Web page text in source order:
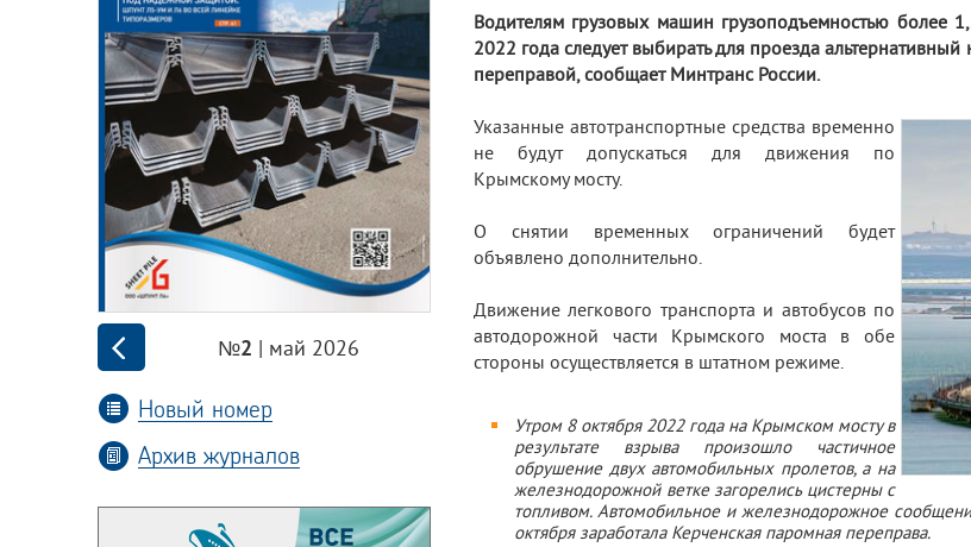
№2 | май 2026
Новый номер
Архив журналов
Водителям грузовых машин грузоподъемностью более
2022 года следует выбирать для проезда
переправой, сообщает Минтранс России.
Указанные автотранспортные средства временно
не будут допускаться для движения по
Крымскому мосту.
О снятии временных ограничений будет
объявлено дополнительно.
Движение легкового транспорта и автобусов по
автодорожной части Крымского моста в обе
стороны осуществляется в штатном режиме.
Утром 8 октября 2022 года на Крымском мосту в
результате взрыва произошло частичное
обрушение двух автомобильных пролетов, а на
железнодорожной ветке загорелись цистерны с
топливом. Автомобильное и железнодорожное
октября заработала Керченская паромная переправа.